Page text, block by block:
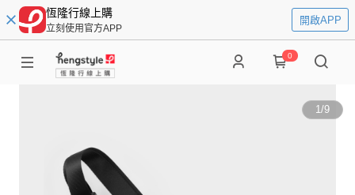
恆隆行線上購
立刻使用官方APP
開啟APP
0
1/9